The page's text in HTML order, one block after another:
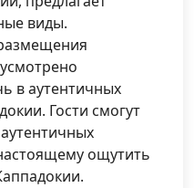
виды.
в аутентичных
Гости смогут
ощутить